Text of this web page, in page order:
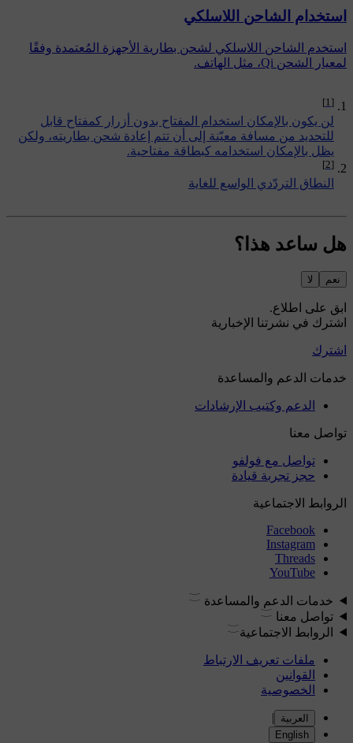
[1]
لن يكون بالإمكان استخدام المفتاح بدون أزرار كمفتاح قابل
للتحديد من مسافة معيّنة إلى أن تتم إعادة شحن بطاريته، ولكن
يظل بالإمكان استخدامه كبطاقة مفتاحية.
[2]
النطاق التردّدي الواسع للغاية
استخدام الشاحن اللاسلكي
استخدم الشاحن اللاسلكي لشحن بطارية الأجهزة المُعتمدة وفقًا
لمعيار الشحن Qi، مثل الهاتف.
هل ساعد هذا؟
نعم لا